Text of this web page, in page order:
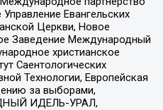
Евангельских
Церкви, Новое
Заведение Международный
христианское
Саентологических
Технологии, Европейская
за выборами,
ИДЕЛЬ-УРАЛ,